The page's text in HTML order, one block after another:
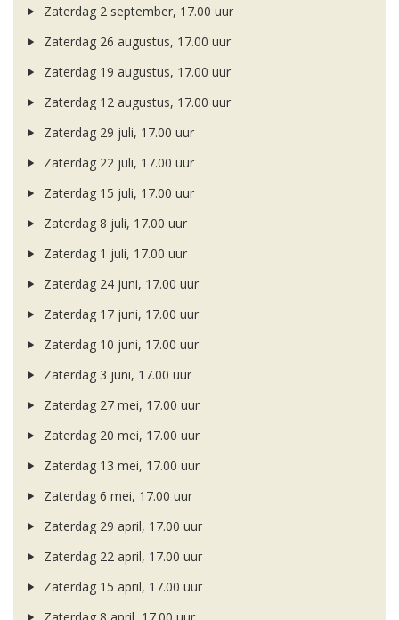
Zaterdag 2 september, 17.00 uur
Zaterdag 26 augustus, 17.00 uur
Zaterdag 19 augustus, 17.00 uur
Zaterdag 12 augustus, 17.00 uur
Zaterdag 29 juli, 17.00 uur
Zaterdag 22 juli, 17.00 uur
Zaterdag 15 juli, 17.00 uur
Zaterdag 8 juli, 17.00 uur
Zaterdag 1 juli, 17.00 uur
Zaterdag 24 juni, 17.00 uur
Zaterdag 17 juni, 17.00 uur
Zaterdag 10 juni, 17.00 uur
Zaterdag 3 juni, 17.00 uur
Zaterdag 27 mei, 17.00 uur
Zaterdag 20 mei, 17.00 uur
Zaterdag 13 mei, 17.00 uur
Zaterdag 6 mei, 17.00 uur
Zaterdag 29 april, 17.00 uur
Zaterdag 22 april, 17.00 uur
Zaterdag 15 april, 17.00 uur